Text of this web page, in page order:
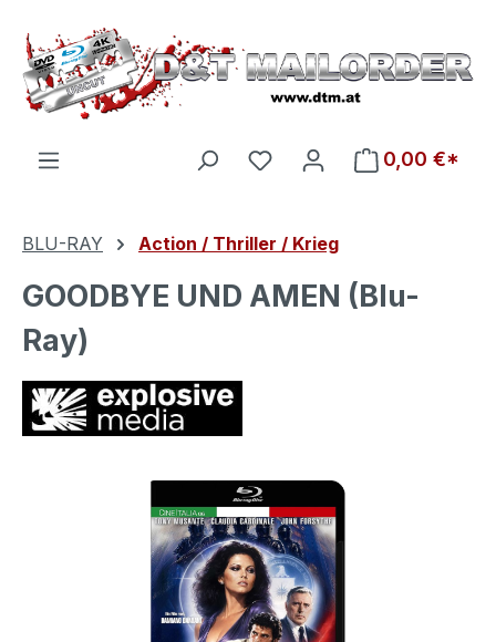
Zum Hauptinhalt springen
Du hast 0 Produkte auf
0,00 €*
BLU-RAY Action / Thriller / Krieg
GOODBYE UND AMEN (Blu-
Ray)
Bildergalerie überspringen